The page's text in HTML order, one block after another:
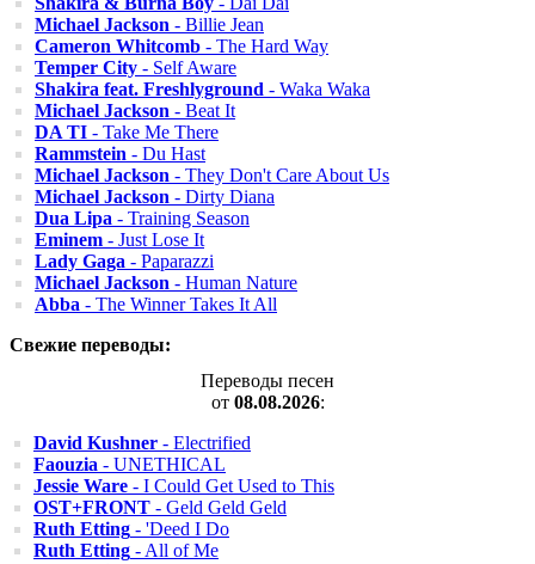
Michael Jackson - Billie Jean
Cameron Whitcomb - The Hard Way
Temper City - Self Aware
Shakira feat. Freshlyground - Waka Waka
Michael Jackson - Beat It
DA TI - Take Me There
Rammstein - Du Hast
Michael Jackson - They Don't Care About Us
Michael Jackson - Dirty Diana
Dua Lipa - Training Season
Eminem - Just Lose It
Lady Gaga - Paparazzi
Michael Jackson - Human Nature
Abba - The Winner Takes It All
Свежие переводы:
Переводы песен
от 08.08.2026:
David Kushner - Electrified
Faouzia - UNETHICAL
Jessie Ware - I Could Get Used to This
OST+FRONT - Geld Geld Geld
Ruth Etting - 'Deed I Do
Ruth Etting - All of Me